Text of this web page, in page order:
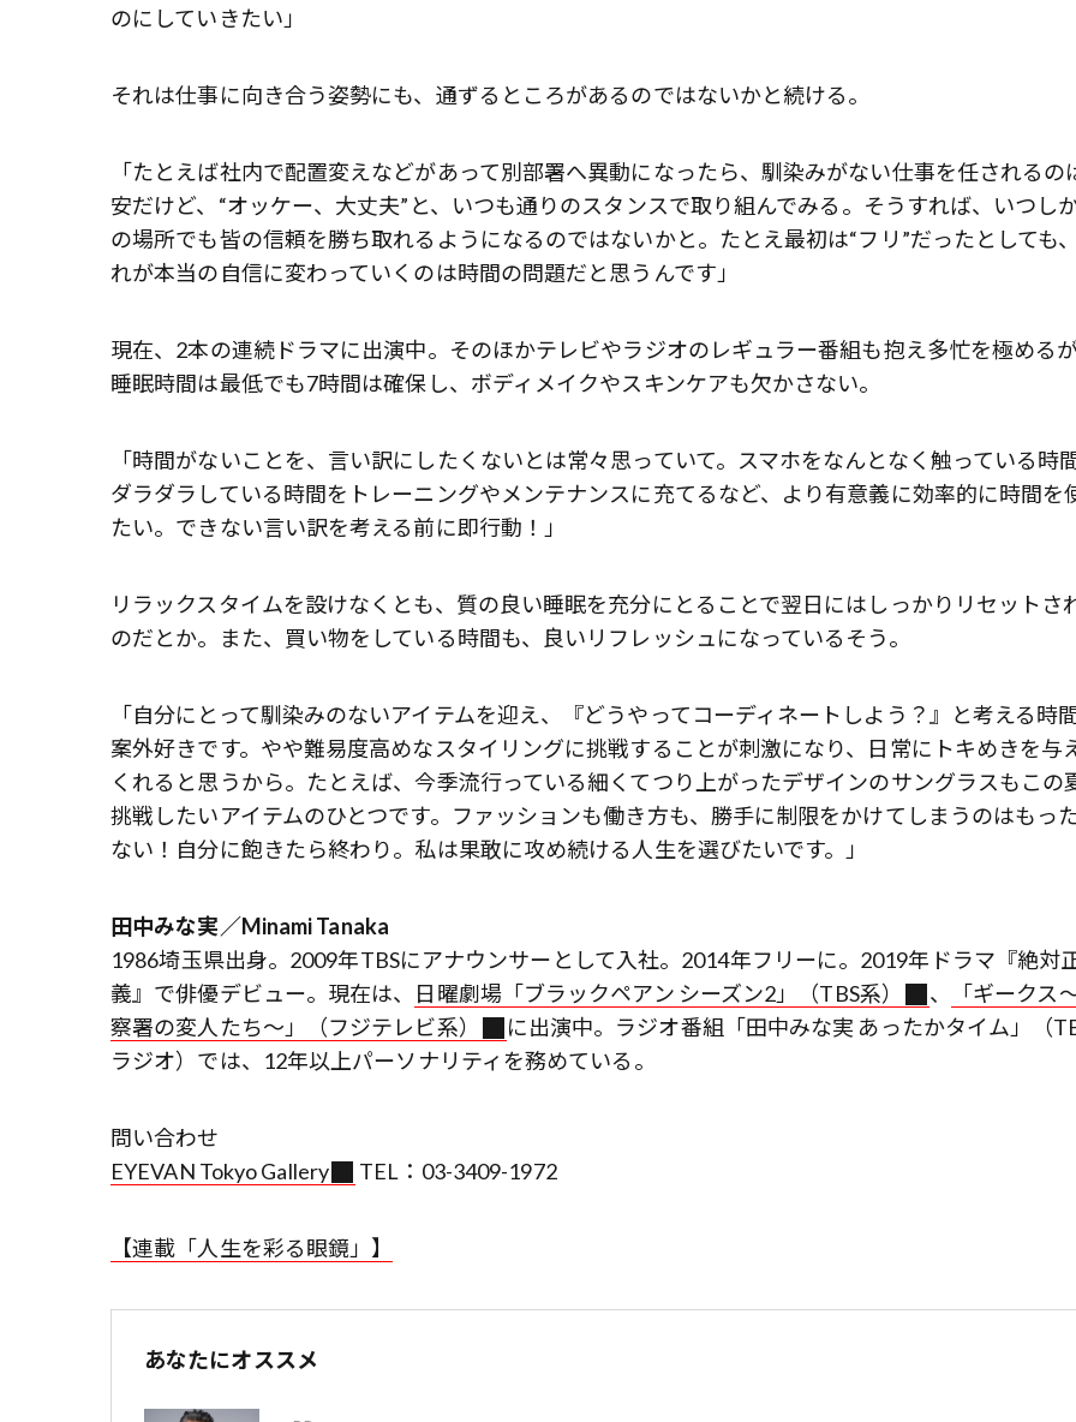
のにしていきたい」
それは仕事に向き合う姿勢にも、通ずるところがあるのではないかと続ける。
「たとえば社内で配置変えなどがあって別部署へ異動になったら、馴染みがない仕事を任されるの
安だけど、“オッケー、大丈夫”と、いつも通りのスタンスで取り組んでみる。そうすれば、いつし
の場所でも皆の信頼を勝ち取れるようになるのではないかと。たとえ最初は“フリ”だったとしても
れが本当の自信に変わっていくのは時間の問題だと思うんです」
現在、2本の連続ドラマに出演中。そのほかテレビやラジオのレギュラー番組も抱え多忙を極めるが
睡眠時間は最低でも7時間は確保し、ボディメイクやスキンケアも欠かさない。
「時間がないことを、言い訳にしたくないとは常々思っていて。スマホをなんとなく触っている時間
ダラダラしている時間をトレーニングやメンテナンスに充てるなど、より有意義に効率的に時間を
たい。できない言い訳を考える前に即行動！」
リラックスタイムを設けなくとも、質の良い睡眠を充分にとることで翌日にはしっかりリセットさ
のだとか。また、買い物をしている時間も、良いリフレッシュになっているそう。
「自分にとって馴染みのないアイテムを迎え、『どうやってコーディネートしよう？』と考える時
案外好きです。やや難易度高めなスタイリングに挑戦することが刺激になり、日常にトキめきを与
くれると思うから。たとえば、今季流行っている細くてつり上がったデザインのサングラスもこの
挑戦したいアイテムのひとつです。ファッションも働き方も、勝手に制限をかけてしまうのはもっ
ない！自分に飽きたら終わり。私は果敢に攻め続ける人生を選びたいです。」
田中みな実／Minami Tanaka
1986埼玉県出身。2009年TBSにアナウンサーとして入社。2014年フリーに。2019年ドラマ『絶対
義』で俳優デビュー。現在は、
日曜劇場「ブラックペアン シーズン2」（TBS系） 、
「ギークス
察署の変人たち〜」（フジテレビ系）
に出演中。ラジオ番組「田中みな実 あったかタイム」（
ラジオ）では、12年以上パーソナリティを務めている。
問い合わせ
EYEVAN Tokyo Gallery
TEL：03-3409-1972
【連載「人生を彩る眼鏡」】
あなたにオススメ